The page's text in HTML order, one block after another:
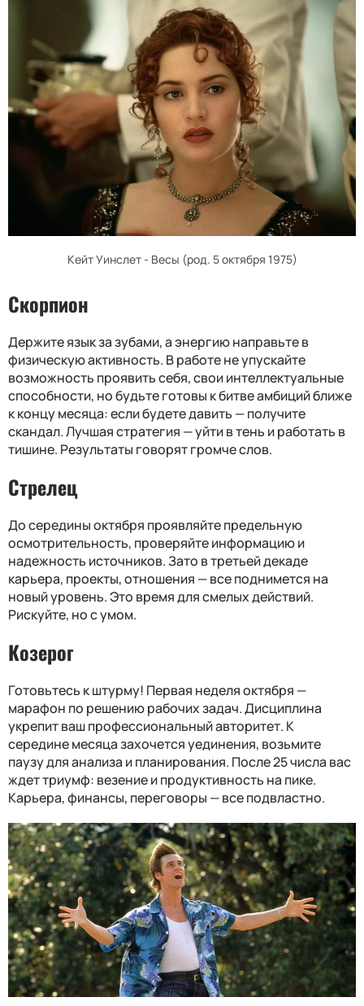
Кейт Уинслет - Весы (род. 5 октября 1975)
Скорпион
Держите язык за зубами, а энергию направьте в
физическую активность. В работе не упускайте
возможность проявить себя, свои интеллектуальные
способности, но будьте готовы к битве амбиций ближе
к концу месяца: если будете давить — получите
скандал. Лучшая стратегия — уйти в тень и работать в
тишине. Результаты говорят громче слов.
Стрелец
До середины октября проявляйте предельную
осмотрительность, проверяйте информацию и
надежность источников. Зато в третьей декаде
карьера, проекты, отношения — все поднимется на
новый уровень. Это время для смелых действий.
Рискуйте, но с умом.
Козерог
Готовьтесь к штурму! Первая неделя октября —
марафон по решению рабочих задач. Дисциплина
укрепит ваш профессиональный авторитет. К
середине месяца захочется уединения, возьмите
паузу для анализа и планирования. После 25 числа вас
ждет триумф: везение и продуктивность на пике.
Карьера, финансы, переговоры — все подвластно.